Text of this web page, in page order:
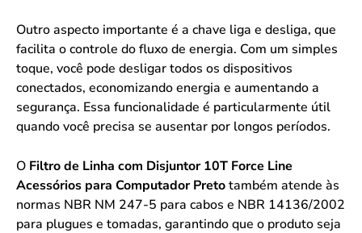
Outro aspecto importante é a chave liga e desliga, que
facilita o controle do fluxo de energia. Com um simples
toque, você pode desligar todos os dispositivos
conectados, economizando energia e aumentando a
segurança. Essa funcionalidade é particularmente útil
quando você precisa se ausentar por longos períodos.
O Filtro de Linha com Disjuntor 10T Force Line
Acessórios para Computador Pretotambém atende às
normas NBR NM 247-5 para cabos e NBR 14136/2002
para plugues e tomadas, garantindo que o produto seja